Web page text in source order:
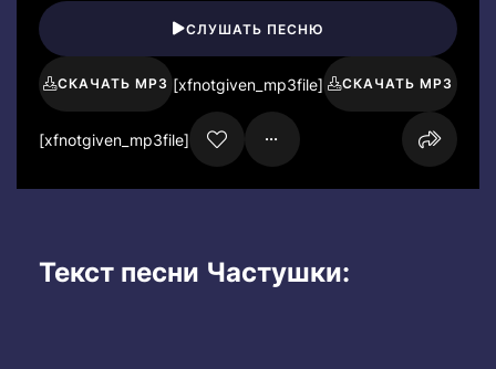
СЛУШАТЬ ПЕСНЮ
СКАЧАТЬ MP3 [xfnotgiven_mp3file] СКАЧАТЬ MP3
[xfnotgiven_mp3file]
Текст песни Частушки: